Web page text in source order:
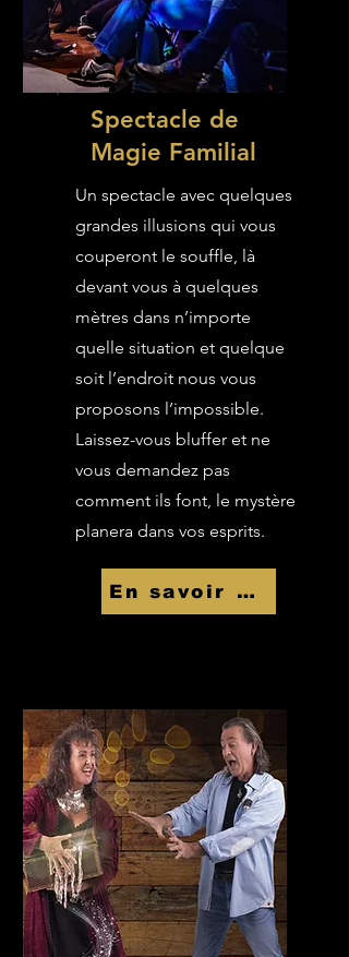
Spectacle de
Magie Familial
Un spectacle avec quelques
grandes illusions qui vous
couperont le souffle, là
devant vous à quelques
mètres dans n’importe
quelle situation et quelque
soit l’endroit nous vous
proposons l’impossible.
Laissez-vous bluffer et ne
vous demandez pas
comment ils font, le mystère
planera dans vos esprits.
En savoir Plus